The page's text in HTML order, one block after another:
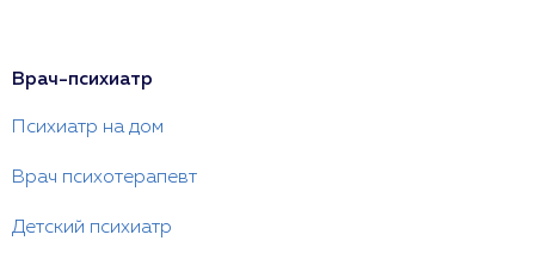
Врач-психиатр
Психиатр на дом
Врач психотерапевт
Детский психиатр